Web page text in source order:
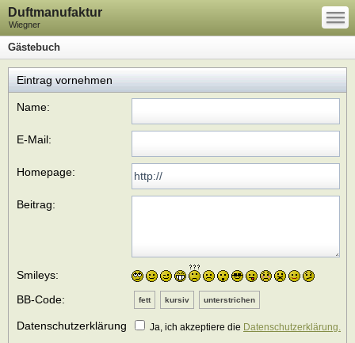
Duftmanufaktur
Wiegner
—
—
—
Gästebuch
Eintrag vornehmen
Name:
E-Mail:
Homepage:
Beitrag:
Smileys:
BB-Code:
fett kursiv unterstrichen
Datenschutzerklärung Ja, ich akzeptiere die Datenschutzerklärung.